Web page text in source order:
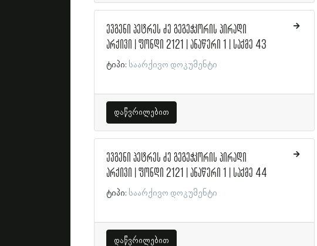
ევგენი პეტრეს ძე გეგეჭკორის პირადი
არქივი | ფონდი 2121 | ანაწერი 1 | საქმე 43
ტიპი: საარქივო დოკუმენტი
დაწვრილებით
ევგენი პეტრეს ძე გეგეჭკორის პირადი
არქივი | ფონდი 2121 | ანაწერი 1 | საქმე 44
ტიპი: საარქივო დოკუმენტი
დაწვრილებით